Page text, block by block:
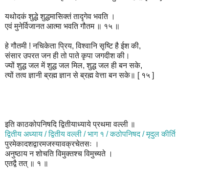
यथोदकं शुद्धे शुद्धमासिक्तं तादृगेव भवति ।
एवं मुनेर्विजानत आत्मा भवति गौतम ॥ १५ ॥
हे गौतमी ! नचिकेता प्रिय, विश्वानि सृष्टि है ईश की,
संसार उपरत जन ही तो पाते कृपा जगदीश की।
ज्यों शुद्ध जल में शुद्ध जल मिल, शुद्ध जल ही बन सके,
त्यों तत्व ज्ञानी ब्रह्म ज्ञान से ब्रह्म वेत्ता बन सके॥ [ १५ ]
इति काठकोपनिषदि द्वितीयाध्याये प्रथमा वल्ली ॥
द्वितीय अध्याय / द्वितीय वल्ली / भाग १ / कठोपनिषद / मृदुल कीर्ति
पुरमेकादशद्वारमजस्यावक्रचेतसः ।
अनुष्ठाय न शोचति विमुक्तश्च विमुच्यते ।
एतद्वै तत् ॥ १ ॥